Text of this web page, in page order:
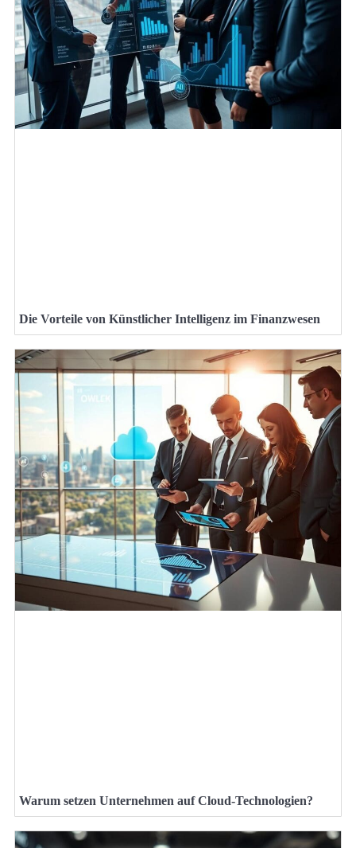
Die Vorteile von Künstlicher Intelligenz im Finanzwesen
Warum setzen Unternehmen auf Cloud-Technologien?